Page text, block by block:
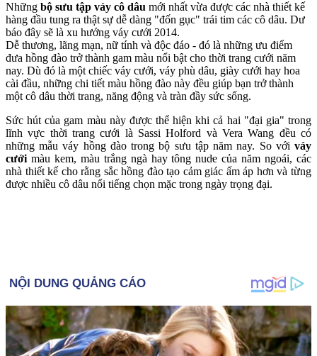
Những bộ sưu tập váy cô dâu mới nhất vừa được các nhà thiết kế
hàng đầu tung ra thật sự dễ dàng "đốn gục" trái tim các cô dâu. Dư
báo đây sẽ là xu hướng váy cưới 2014.
Dễ thương, lãng mạn, nữ tính và độc đáo - đó là những ưu điểm
đưa hồng đào trở thành gam màu nổi bật cho thời trang cưới năm
nay. Dù đó là một chiếc váy cưới, váy phù dâu, giày cưới hay hoa
cài đầu, những chi tiết màu hồng đào này đều giúp bạn trở thành
một cô dâu thời trang, năng động và tràn đầy sức sống.
Sức hút của gam màu này được thể hiện khi cả hai "đại gia" trong
lĩnh vực thời trang cưới là Sassi Holford và Vera Wang đều có
những mẫu váy hồng đào trong bộ sưu tập năm nay. So với váy
cưới màu kem, màu trắng ngà hay tông nud‌ּe của năm ngoái, các
nhà thiết kế cho rằng sắc hồng đào tạo cảm giác ấm áp hơn và từng
được nhiều cô dâu nổi tiếng chọn mặc trong ngày trọng đại.